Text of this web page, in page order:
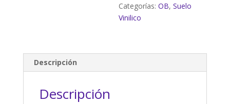
Categorías:OB,Suelo
Vinilico
Descripción
Descripción